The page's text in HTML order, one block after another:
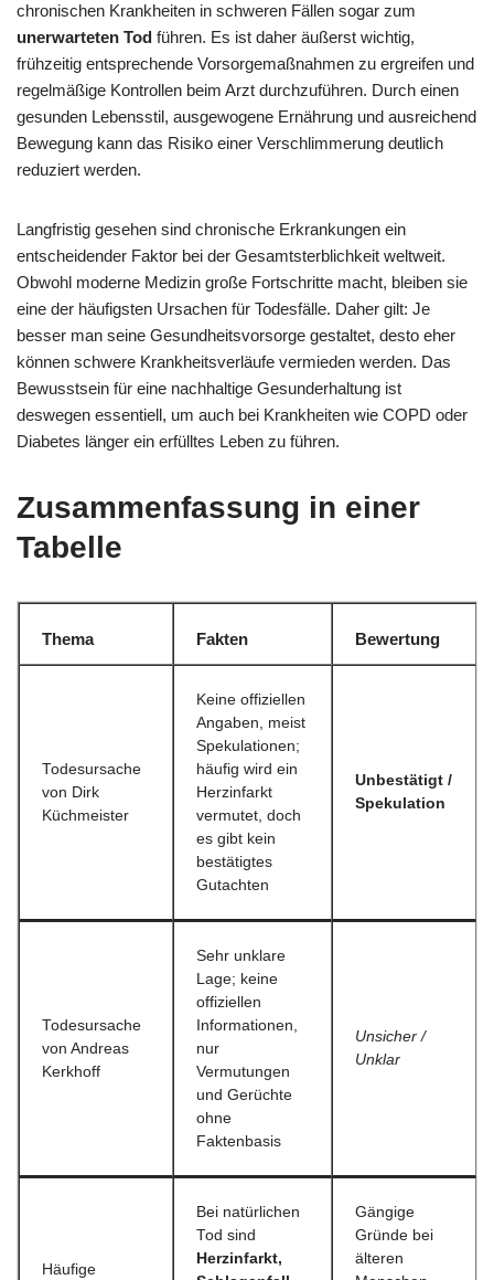
chronischen Krankheiten in schweren Fällen sogar zum
unerwarteten Tod führen. Es ist daher äußerst wichtig,
frühzeitig entsprechende Vorsorgemaßnahmen zu ergreifen und
regelmäßige Kontrollen beim Arzt durchzuführen. Durch einen
gesunden Lebensstil, ausgewogene Ernährung und ausreichend
Bewegung kann das Risiko einer Verschlimmerung deutlich
reduziert werden.
Langfristig gesehen sind chronische Erkrankungen ein
entscheidender Faktor bei der Gesamtsterblichkeit weltweit.
Obwohl moderne Medizin große Fortschritte macht, bleiben sie
eine der häufigsten Ursachen für Todesfälle. Daher gilt: Je
besser man seine Gesundheitsvorsorge gestaltet, desto eher
können schwere Krankheitsverläufe vermieden werden. Das
Bewusstsein für eine nachhaltige Gesunderhaltung ist
deswegen essentiell, um auch bei Krankheiten wie COPD oder
Diabetes länger ein erfülltes Leben zu führen.
Zusammenfassung in einer
Tabelle
Thema Fakten Bewertung
Todesursache
von Dirk
Küchmeister
Keine offiziellen
Angaben, meist
Spekulationen;
häufig wird ein
Herzinfarkt
vermutet, doch
es gibt kein
bestätigtes
Gutachten
Unbestätigt /
Spekulation
Todesursache
von Andreas
Kerkhoff
Sehr unklare
Lage; keine
offiziellen
Informationen,
nur
Vermutungen
und Gerüchte
ohne
Faktenbasis
Unsicher /
Unklar
Häufige
Bei natürlichen
Tod sind
Herzinfarkt,
Gängige
Gründe bei
älteren